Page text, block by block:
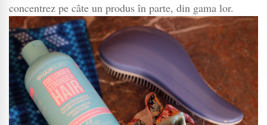
concentrez pe câte un produs în parte, din gama lor.